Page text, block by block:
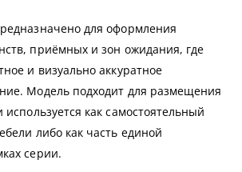
для оформления
приёмных и зон ожидания, где
и визуально аккуратное
Модель подходит для размещения
используется как самостоятельный
либо как часть единой
серии.